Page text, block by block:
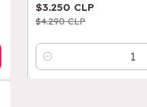
$3.250 CLP
$4.290 CLP
Cantidad